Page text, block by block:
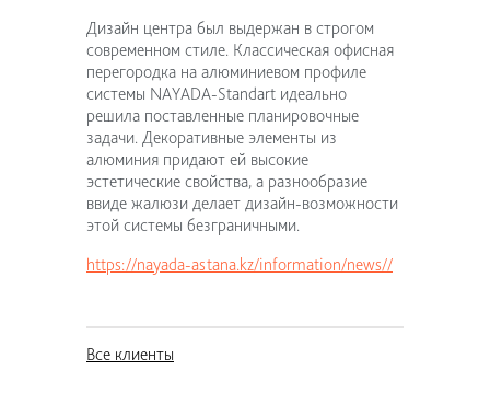
Дизайн центра был выдержан в строгом
современном стиле. Классическая офисная
перегородка на алюминиевом профиле
системы NAYADA-Standart идеально
решила поставленные планировочные
задачи. Декоративные элементы из
алюминия придают ей высокие
эстетические свойства, а разнообразие
ввиде жалюзи делает дизайн-возможности
этой системы безграничными.
https://nayada-astana.kz/information/news//
Все клиенты